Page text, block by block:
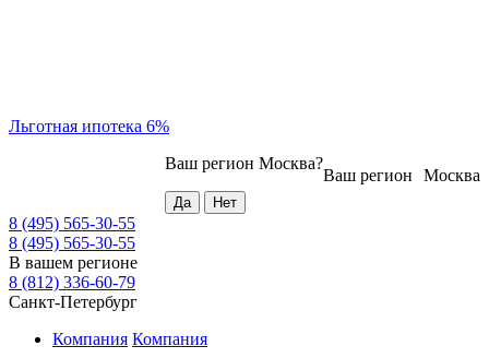
Льготная ипотека 6%
Москва
Ваш регион
Ваш регион Москва?
8 (495) 565-30-55
8 (495) 565-30-55
В вашем регионе
8 (812) 336-60-79
Санкт-Петербург
Компания Компания